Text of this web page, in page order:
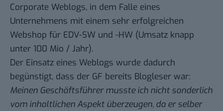
Corporate Weblogs, in dem Falle eines
Unternehmens mit einem sehr erfolgreichen
Webshop für EDV-SW und -HW (Umsatz knapp
unter 100 Mio / Jahr).
Der Einsatz eines Weblogs wurde dadurch
begünstigt, dass der GF bereits Blogleser war:
Meinen Geschäftsführer musste ich nicht sonderlich
vom inhaltlichen Aspekt überzeugen, da er selber